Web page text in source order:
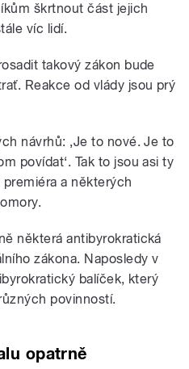
škrtnout část jejich
víc lidí.
takový zákon bude
Reakce od vlády jsou prý
návrhů: ‚Je to nové. Je to
povídat‘. Tak to jsou asi ty
a některých
některá antibyrokratická
zákona. Naposledy v
balíček, který
povinností.
opatrně